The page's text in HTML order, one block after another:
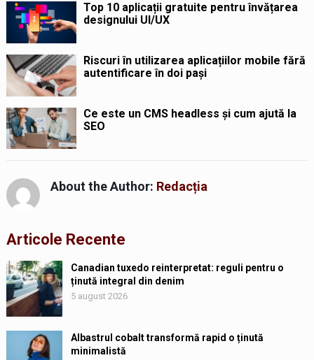
Top 10 aplicații gratuite pentru învățarea
designului UI/UX
Riscuri în utilizarea aplicațiilor mobile fără
autentificare în doi pași
Ce este un CMS headless și cum ajută la
SEO
About the Author: Redacția
Articole Recente
Canadian tuxedo reinterpretat: reguli pentru o
ținută integral din denim
5 august 2026
Albastrul cobalt transformă rapid o ținută
minimalistă